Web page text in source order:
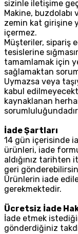
sizinle iletişime
Makine, buzdolabı
zemin kat girişine
içermez.
Müşteriler, sipariş
tesislerine
tamamlamak için
sağlamaktan
Uymazsa veya
kabul
kaynaklanan
İade Şartları
14 gün içerisinde
ürünleri, iade
aldığınız
geri
Ürünlerin iade
gerekmektedir.
Ücretsiz İade
İade etmek
gönderdiğiniz